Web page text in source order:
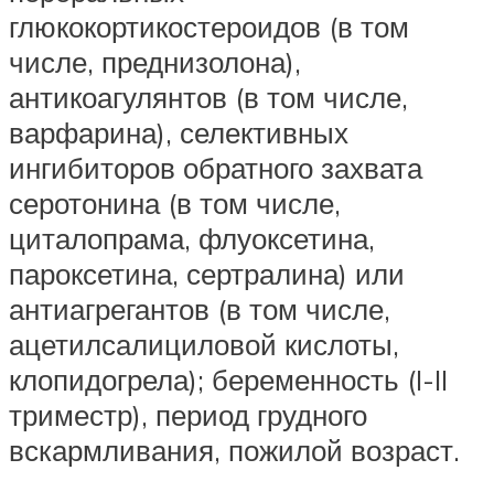
глюкокортикостероидов (в том
числе, преднизолона),
антикоагулянтов (в том числе,
варфарина), селективных
ингибиторов обратного захвата
серотонина (в том числе,
циталопрама, флуоксетина,
пароксетина, сертралина) или
антиагрегантов (в том числе,
ацетилсалициловой кислоты,
клопидогрела); беременность (I-II
триместр), период грудного
вскармливания, пожилой возраст.